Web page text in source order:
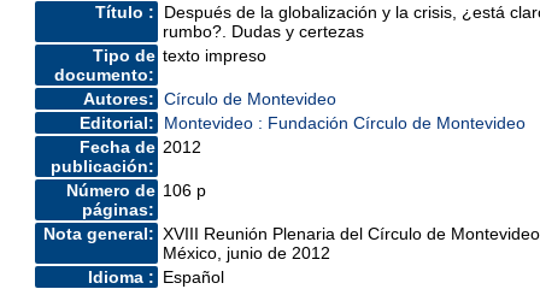
Título :
Después de la globalización y la crisis, ¿está
rumbo?. Dudas y certezas
Tipo de
documento:
texto impreso
Autores: Círculo de Montevideo
Editorial:
Montevideo : Fundación Círculo de Montevideo
Fecha de
publicación:
2012
Número de
páginas:
106 p
Nota general: XVIII Reunión Plenaria del Círculo de
México, junio de 2012
Idioma : Español